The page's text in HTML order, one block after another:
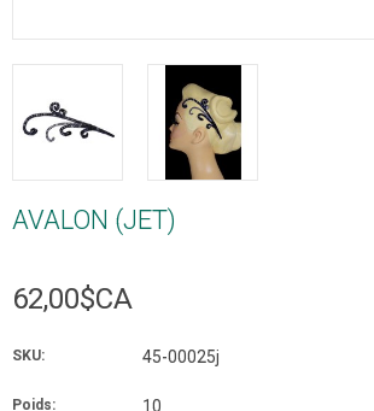
AVALON (JET)
62,00$CA
SKU: 45-00025j
Poids: 10